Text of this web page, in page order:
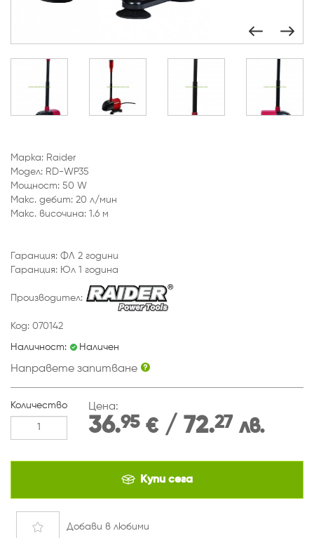
Производител:
Код: 070142
Наличност: Наличен
Количество
36.
Добавив любими
Бърза поръчка
възможно най-бързо
Телефон за контакт
Изпрати сега